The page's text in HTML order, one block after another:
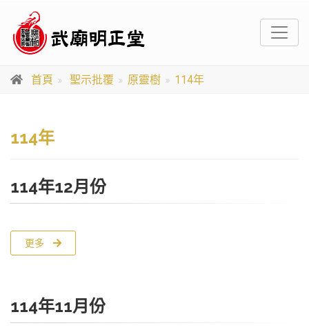
首頁 聖示批覆 原靈樹 114年
114年
114年12月份
更多
114年11月份